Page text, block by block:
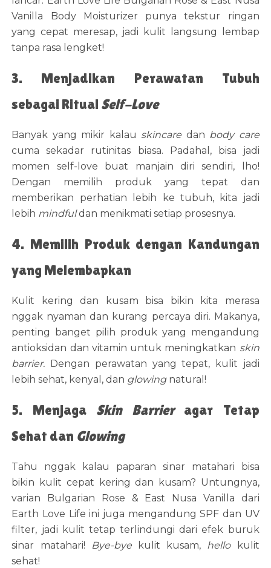
Vanilla Body Moisturizer punya tekstur ringan
yang cepat meresap, jadi kulit langsung lembap
tanpa rasa lengket!
3. Menjadikan Perawatan Tubuh
sebagai Ritual Self-Love
Banyak yang mikir kalau skincare dan body care
cuma sekadar rutinitas biasa. Padahal, bisa jadi
momen self-love buat manjain diri sendiri, lho!
Dengan memilih produk yang tepat dan
memberikan perhatian lebih ke tubuh, kita jadi
lebih mindfuldan menikmati setiap prosesnya.
4. Memilih Produk dengan Kandungan
yang Melembapkan
Kulit kering dan kusam bisa bikin kita merasa
nggak nyaman dan kurang percaya diri. Makanya,
penting banget pilih produk yang mengandung
antioksidan dan vitamin untuk meningkatkan skin
barrier. Dengan perawatan yang tepat, kulit jadi
lebih sehat, kenyal, dan glowingnatural!
5. Menjaga Skin Barrier agar Tetap
Sehat dan Glowing
Tahu nggak kalau paparan sinar matahari bisa
bikin kulit cepat kering dan kusam? Untungnya,
varian Bulgarian Rose & East Nusa Vanilla dari
Earth Love Life ini juga mengandung SPF dan UV
filter, jadi kulit tetap terlindungi dari efek buruk
sinar matahari!
Bye-byekulit kusam, hello
kulit
sehat!